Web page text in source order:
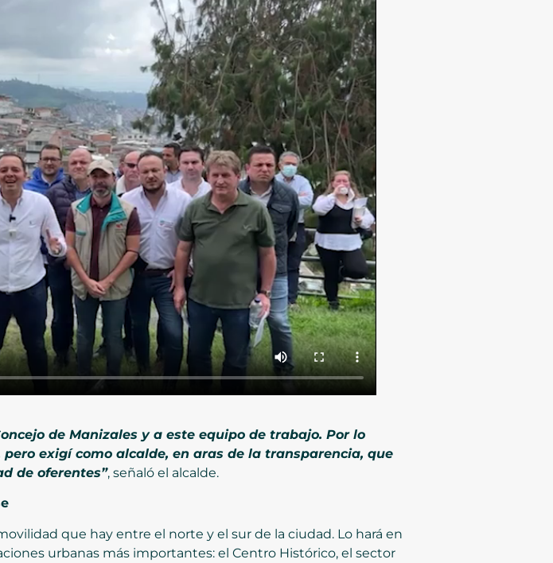
de Manizales y a este equipo de trabajo. Por lo
exigí como alcalde, en aras de la transparencia, que
de oferentes”, señaló el alcalde.
que hay entre el norte y el sur de la ciudad. Lo hará en
urbanas más importantes: el Centro Histórico, el sector